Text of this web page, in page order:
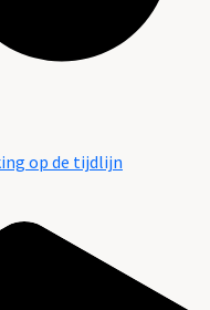
op de tijdlijn